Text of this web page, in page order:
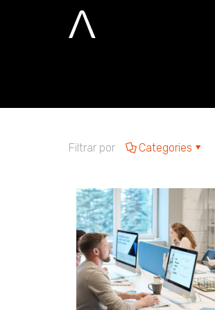
scrum e
Filtrar por Categories